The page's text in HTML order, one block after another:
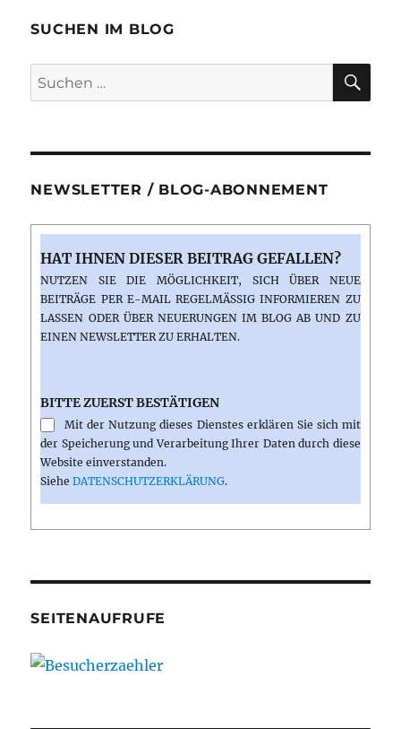
SUCHEN IM BLOG
Suchen
nach:
NEWSLETTER / BLOG-ABONNEMENT
HAT IHNEN DIESER BEITRAG GEFALLEN?
NUTZEN SIE DIE MÖGLICHKEIT, SICH ÜBER NEUE
BEITRÄGE PER E-MAIL REGELMÄSSIG INFORMIEREN ZU L
ASSEN ODER ÜBER NEUERUNGEN IM BLOG AB UND ZU E
INEN NEWSLETTER ZU ERHALTEN.
BITTE ZUERST BESTÄTIGEN
Mit der Nutzung dieses Dienstes erklären Sie sich mit
der Speicherung und Verarbeitung Ihrer Daten durch diese
Website einverstanden.
SieheDATENSCHUTZERKLÄRUNG.
SEITENAUFRUFE